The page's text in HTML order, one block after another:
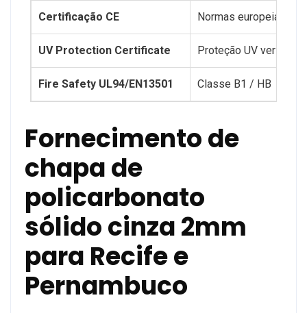
Certificação CE Normas europeias
UV Protection Certificate Proteção UV
Fire Safety UL94/EN13501 Classe B1 / HB
Fornecimento de
chapa de
policarbonato
sólido cinza 2mm
para Recife e
Pernambuco